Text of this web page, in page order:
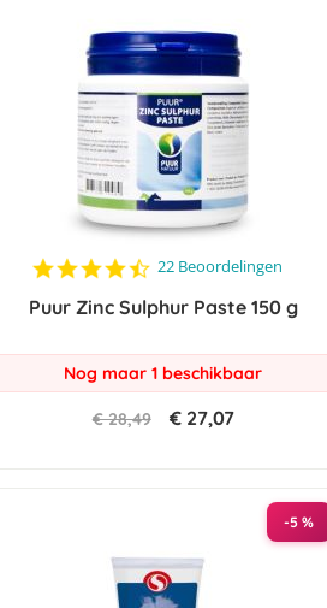
4.5
rating
22 Beoordelingen
Puur Zinc Sulphur Paste 150 g
Nog maar 1 beschikbaar
€ 28,49 € 27,07
-5 %